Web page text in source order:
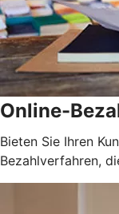
Online-
Bieten Sie Ihren
Bezahlverfahren,